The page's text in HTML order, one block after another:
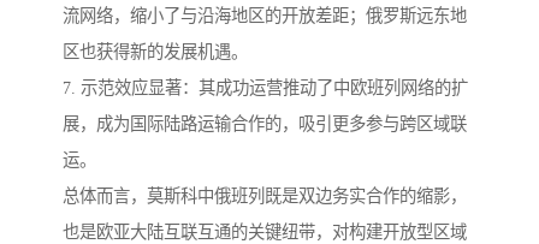
流网络，缩小了与沿海地区的开放差距；俄罗斯远东地
区也获得新的发展机遇。
7. 示范效应显著：其成功运营推动了中欧班列网络的扩
展，成为国际陆路运输合作的，吸引更多参与跨区域联
运。
总体而言，莫斯科中俄班列既是双边务实合作的缩影，
也是欧亚大陆互联互通的关键纽带，对构建开放型区域